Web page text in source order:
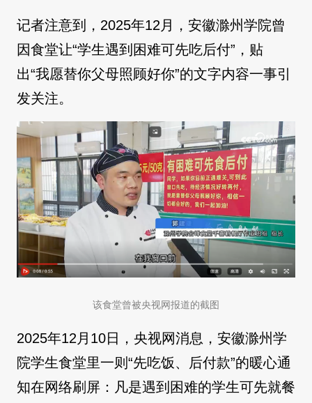
记者注意到，2025年12月，安徽滁州学院曾
因食堂让“学生遇到困难可先吃后付”，贴
出“我愿替你父母照顾好你”的文字内容一事引
发关注。
该食堂曾被央视网报道的截图
2025年12月10日，央视网消息，安徽滁州学
院学生食堂里一则“先吃饭、后付款”的暖心通
知在网络刷屏：凡是遇到困难的学生可先就餐